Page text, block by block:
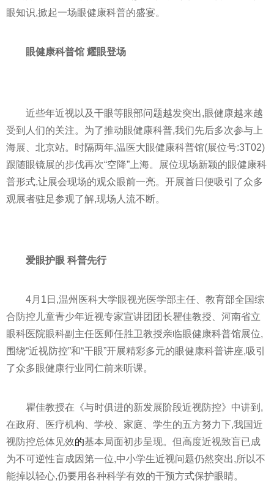
眼知识,掀起一场眼健康科普的盛宴。
眼健康科普馆 耀眼登场
近些年近视以及干眼等眼部问题越发突出,眼健康越来越
受到人们的关注。为了推动眼健康科普,我们先后多次参与上
海展、北京站。时隔两年,温医大眼健康科普馆(展位号:3T02)
跟随眼镜展的步伐再次“空降”上海。展位现场新颖的眼健康科
普形式,让展会现场的观众眼前一亮。开展首日便吸引了众多
观展者驻足参观了解,现场人流不断。
爱眼护眼 科普先行
4月1日,温州医科大学眼视光医学部主任、教育部全国综
合防控儿童青少年近视专家宣讲团团长瞿佳教授、河南省立
眼科医院眼科副主任医师任胜卫教授亲临眼健康科普馆展位,
围绕“近视防控”和“干眼”开展精彩多元的眼健康科普讲座,吸引
了众多眼健康行业同仁前来听课。
瞿佳教授在《与时俱进的新发展阶段近视防控》中讲到,
在政府、医疗机构、学校、家庭、学生的五方努力下,我国近
视防控总体见效的基本局面初步呈现。但高度近视致盲已成
为不可逆性盲成因第一位,中小学生近视问题仍然突出,所以不
能掉以轻心,仍要用各种科学有效的干预方式保护眼睛。